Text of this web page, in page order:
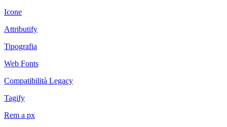
Icone
Attributify
Tipografia
Web Fonts
Compatibilità Legacy
Tagify
Rem a px